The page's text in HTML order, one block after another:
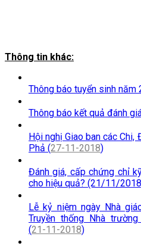
Thông tin khác:
Thông báo tuyển sinh năm
Thông báo kết quả đánh
Hội nghị Giao ban các
Phả (27-11-2018)
Đánh giá, cấp chứng chỉ
cho hiệu quả? (21/11/
Lễ kỷ niệm ngày Nhà
Truyền thống Nhà
(21-11-2018)